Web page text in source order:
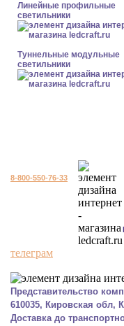
Линейные профильные
светильники
Туннельные модульные
светильники
8-800-550-76-33
телеграм
Представительство
610035, Кировская
Доставка до